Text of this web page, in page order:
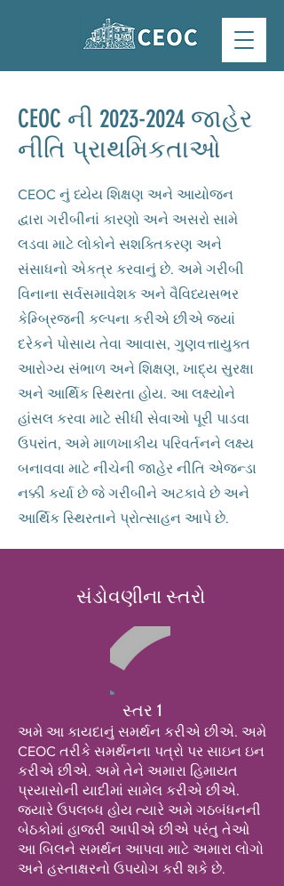
CEOC ની 2023-2024 જાહેર
નીતિ પ્રાથમિકતાઓ
CEOC નું ધ્યેય શિક્ષણ અને આયોજન
દ્વારા ગરીબીનાં કારણો અને અસરો સામે
લડવા માટે લોકોને સશક્તિકરણ અને
સંસાધનો એકત્ર કરવાનું છે. અમે ગરીબી
વિનાના સર્વસમાવેશક અને વૈવિધ્યસભર
કેમ્બ્રિજની કલ્પના કરીએ છીએ જ્યાં
દરેકને પોસાય તેવા આવાસ, ગુણવત્તાયુક્ત
આરોગ્ય સંભાળ અને શિક્ષણ, ખાદ્ય સુરક્ષા
અને આર્થિક સ્થિરતા હોય. આ લક્ષ્યોને
હાંસલ કરવા માટે સીધી સેવાઓ પૂરી પાડવા
ઉપરાંત, અમે માળખાકીય પરિવર્તનને લક્ષ્ય
બનાવવા માટે નીચેની જાહેર નીતિ એજન્ડા
નક્કી કર્યા છે જે ગરીબીને અટકાવે છે અને
આર્થિક સ્થિરતાને પ્રોત્સાહન આપે છે.
સંડોવણીના સ્તરો
સ્તર 1
અમે આ કાયદાનું સમર્થન કરીએ છીએ. અમે
CEOC તરીકે સમર્થનના પત્રો પર સાઇન ઇન
કરીએ છીએ. અમે તેને અમારા હિમાયત
પ્રયાસોની યાદીમાં સામેલ કરીએ છીએ.
જ્યારે ઉપલબ્ધ હોય ત્યારે અમે ગઠબંધનની
બેઠકોમાં હાજરી આપીએ છીએ પરંતુ તેઓ
આ બિલને સમર્થન આપવા માટે અમારા લોગો
અને હસ્તાક્ષરનો ઉપયોગ કરી શકે છે.